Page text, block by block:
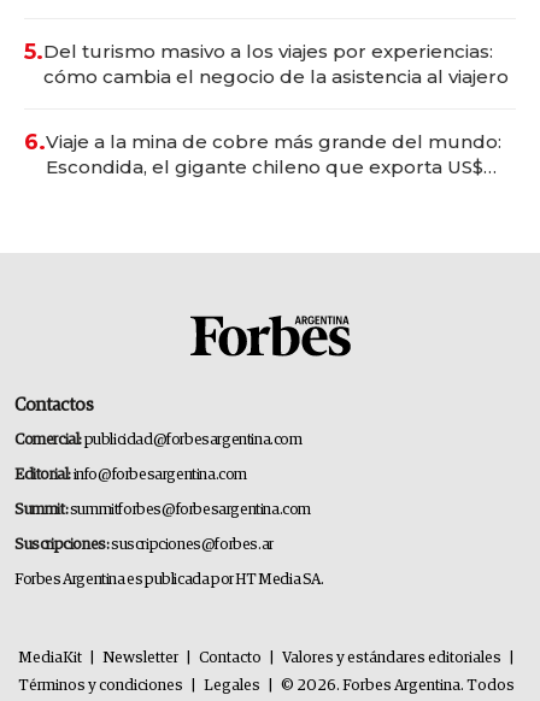
5.Del turismo masivo a los viajes por experiencias:
cómo cambia el negocio de la asistencia al viajero
6.Viaje a la mina de cobre más grande del mundo:
Escondida, el gigante chileno que exporta US$
Contactos
Comercial:publicidad@forbesargentina.com
Editorial:info@forbesargentina.com
Summit:summitforbes@forbesargentina.com
Suscripciones:suscripciones@forbes.ar
Forbes Argentina es publicada por HT Media SA.
MediaKit Newsletter Contacto Valores y estándares editoriales
Términos y condiciones
Legales © 2026. Forbes Argentina. Todos